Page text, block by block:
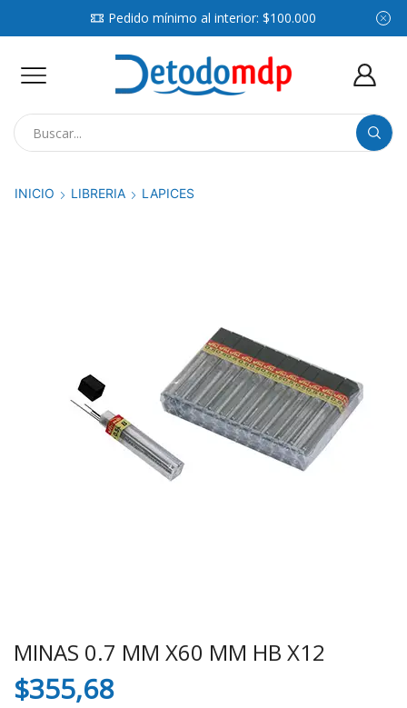
Pedido mínimo al interior: $100.000
INICIO LIBRERIA LAPICES
MINAS 0.7 MM X60 MM HB X12
$355,68